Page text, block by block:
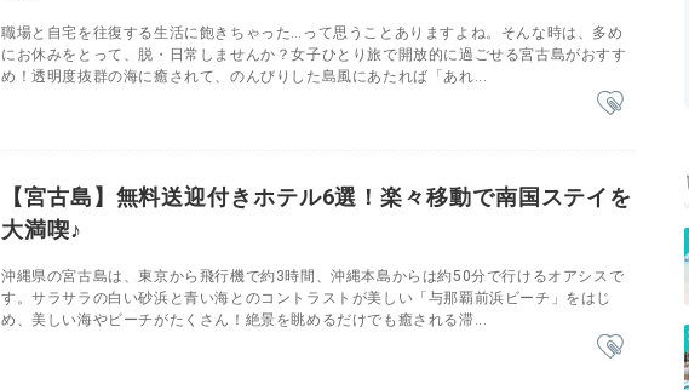
職場と自宅を往復する生活に飽きちゃった…って思うことありますよね。そんな時は、多め
にお休みをとって、脱・日常しませんか？女子ひとり旅で開放的に過ごせる宮古島がおすす
め！透明度抜群の海に癒されて、のんびりした島風にあたれば「あれ...
【宮古島】無料送迎付きホテル6選！楽々移動で南国ステイを
大満喫♪
沖縄県の宮古島は、東京から飛行機で約3時間、沖縄本島からは約50分で行けるオアシスで
す。サラサラの白い砂浜と青い海とのコントラストが美しい「与那覇前浜ビーチ」をはじ
め、美しい海やビーチがたくさん！絶景を眺めるだけでも癒される滞...